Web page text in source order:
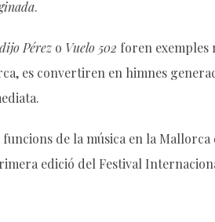
.
Pérezo Vuelo 502 foren exemples
es convertiren en himnes
de la música en la Mallorca
edició del Festival